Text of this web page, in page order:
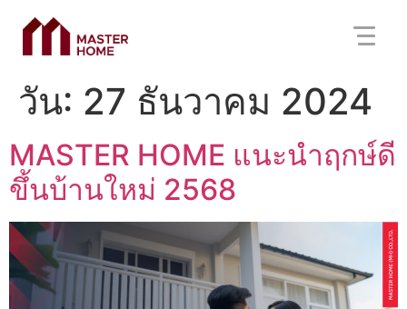
วัน: 27 ธันวาคม 2024
MASTER HOME แนะนำฤกษ์ดี
ขึ้นบ้านใหม่ 2568